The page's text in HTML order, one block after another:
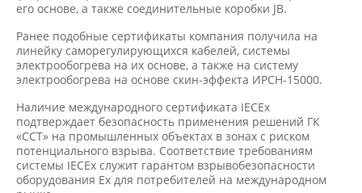
его основе, а также соединительные коробки JB.
Ранее подобные сертификаты компания получила на
линейку саморегулирующихся кабелей, системы
электрообогрева на их основе, а также на систему
электрообогрева на основе скин-эффекта ИРСН-15000.
Наличие международного сертификата IECEx
подтверждает безопасность применения решений ГК
«ССТ» на промышленных объектах в зонах с риском
потенциального взрыва. Соответствие требованиям
системы IECEx служит гарантом взрывобезопасности
оборудования Ex для потребителей на международном